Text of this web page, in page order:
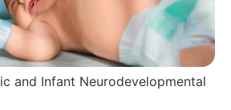
and Infant Neurodevelopmental